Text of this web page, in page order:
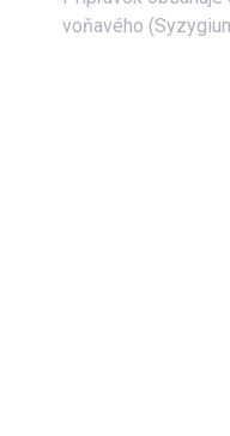
voňavého